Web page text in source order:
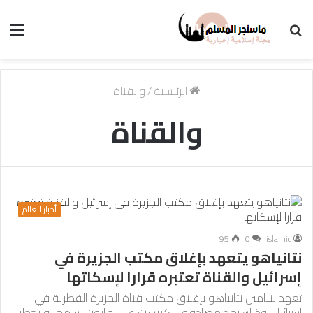
الرئيسية/والقناة
والقناة
أخبار العالم
islamic
0
95
نتانياهو يتعهد بإغلاق مكتب الجزيرة في
إسرائيل والقناة تعتبره قرارا لإسكاتها
تعهد بنيامين نتانياهو بإغلاق مكتب قناة الجزيرة القطرية في